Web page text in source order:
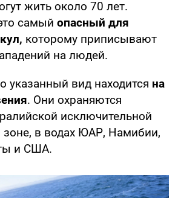
жить около 70 лет.
самый опасный для
которому приписывают
на людей.
указанный вид находится на
. Они охраняются
исключительной
зоне, в водах ЮАР, Намибии,
и США.